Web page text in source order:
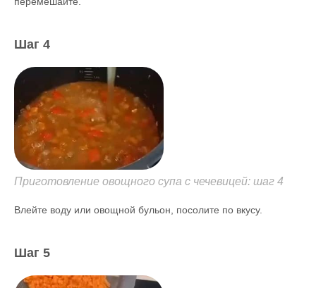
Шаг 4
Приготовление овощного супа с чечевицей: шаг 4
Влейте воду или овощной бульон, посолите по вкусу.
Шаг 5